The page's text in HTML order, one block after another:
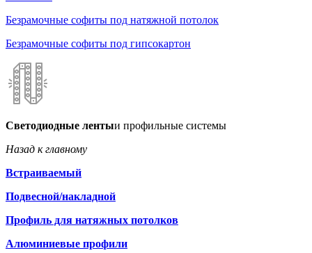
Безрамочные софиты под натяжной потолок
Безрамочные софиты под гипсокартон
Светодиодные лентыи профильные системы
Назад к главному
Встраиваемый
Подвесной/накладной
Профиль для натяжных потолков
Алюминиевые профили